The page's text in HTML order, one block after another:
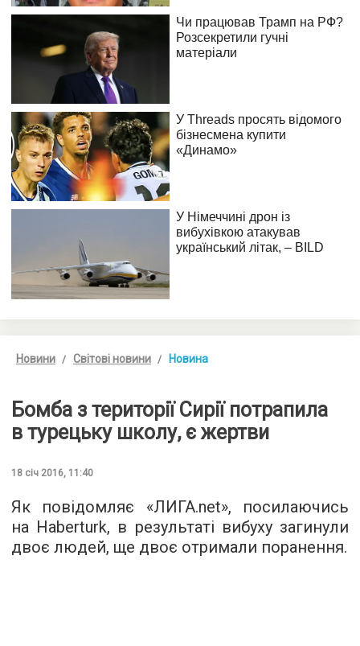
Новини Світові новини Новина
Бомба з території Сирії потрапила
в турецьку школу, є жертви
18 січ 2016, 11:40
Як повідомляє «ЛИГА.net», посилаючись
на Haberturk, в результаті вибуху загинули
двоє людей, ще двоє отримали поранення.